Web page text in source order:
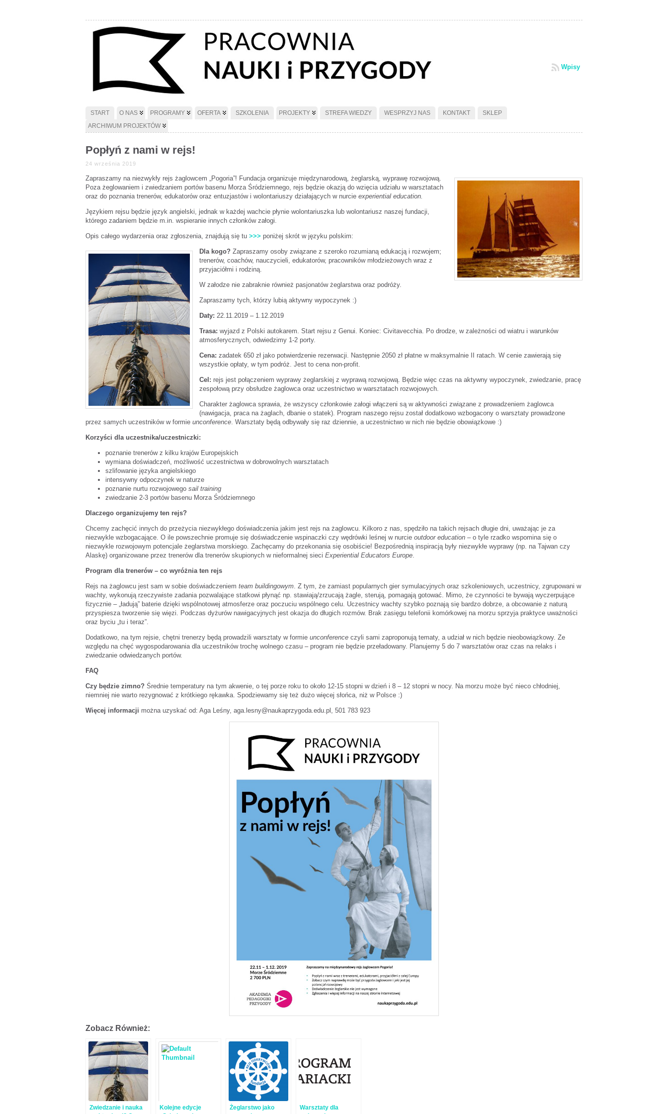
Wpisy
START O NAS PROGRAMY OFERTA SZKOLENIA PROJEKTY STREFA WIEDZY WESPRZYJ NAS KONTAKT
SKLEP
ARCHIWUM PROJEKTÓW
Popłyń z nami w rejs!
24 września 2019
Zapraszamy na niezwykły rejs żaglowcem „Pogoria”! Fundacja organizuje międzynarodową, żeglarską, wyprawę rozwojową.
Poza żeglowaniem i zwiedzaniem portów basenu Morza Śródziemnego, rejs będzie okazją do wzięcia udziału w warsztatach
oraz do poznania trenerów, edukatorów oraz entuzjastów i wolontariuszy działających w nurcie experiential education.
Językiem rejsu będzie język angielski, jednak w każdej wachcie płynie wolontariuszka lub wolontariusz naszej fundacji,
którego zadaniem będzie m.in. wspieranie innych członków załogi.
Opis całego wydarzenia oraz zgłoszenia, znajdują się tu >>> poniżej skrót w języku polskim:
Dla kogo? Zapraszamy osoby związane z szeroko rozumianą edukacją i rozwojem;
trenerów, coachów, nauczycieli, edukatorów, pracowników młodzieżowych wraz z
przyjaciółmi i rodziną.
W załodze nie zabraknie również pasjonatów żeglarstwa oraz podróży.
Zapraszamy tych, którzy lubią aktywny wypoczynek :)
Daty: 22.11.2019 – 1.12.2019
Trasa: wyjazd z Polski autokarem. Start rejsu z Genui. Koniec: Civitavecchia. Po drodze, w zależności od wiatru i warunków
atmosferycznych, odwiedzimy 1-2 porty.
Cena: zadatek 650 zł jako potwierdzenie rezerwacji. Następnie 2050 zł płatne w maksymalnie II ratach. W cenie zawierają się
wszystkie opłaty, w tym podróż. Jest to cena non-profit.
Cel: rejs jest połączeniem wyprawy żeglarskiej z wyprawą rozwojową. Będzie więc czas na aktywny wypoczynek, zwiedzanie, pracę
zespołową przy obsłudze żaglowca oraz uczestnictwo w warsztatach rozwojowych.
Charakter żaglowca sprawia, że wszyscy członkowie załogi włączeni są w aktywności związane z prowadzeniem żaglowca
(nawigacja, praca na żaglach, dbanie o statek). Program naszego rejsu został dodatkowo wzbogacony o warsztaty prowadzone
przez samych uczestników w formie unconference. Warsztaty będą odbywały się raz dziennie, a uczestnictwo w nich nie będzie obowiązkowe :)
Korzyści dla uczestnika/uczestniczki:
poznanie trenerów z kilku krajów Europejskich
wymiana doświadczeń, możliwość uczestnictwa w dobrowolnych warsztatach
szlifowanie języka angielskiego
intensywny odpoczynek w naturze
poznanie nurtu rozwojowego sail training
zwiedzanie 2-3 portów basenu Morza Śródziemnego
Dlaczego organizujemy ten rejs?
Chcemy zachęcić innych do przeżycia niezwykłego doświadczenia jakim jest rejs na żaglowcu. Kilkoro z nas, spędziło na takich rejsach długie dni, uważając je za
niezwykle wzbogacające. O ile powszechnie promuje się doświadczenie wspinaczki czy wędrówki leśnej w nurcie outdoor education – o tyle rzadko wspomina się o
niezwykle rozwojowym potencjale żeglarstwa morskiego. Zachęcamy do przekonania się osobiście! Bezpośrednią inspiracją były niezwykłe wyprawy (np. na Tajwan czy
Alaskę) organizowane przez trenerów dla trenerów skupionych w nieformalnej sieci Experiential Educators Europe.
Program dla trenerów – co wyróżnia ten rejs
Rejs na żaglowcu jest sam w sobie doświadczeniem team buildingowym. Z tym, że zamiast popularnych gier symulacyjnych oraz szkoleniowych, uczestnicy, zgrupowani w
wachty, wykonują rzeczywiste zadania pozwalające statkowi płynąć np. stawiają/zrzucają żagle, sterują, pomagają gotować. Mimo, że czynności te bywają wyczerpujące
fizycznie – „ładują” baterie dzięki wspólnotowej atmosferze oraz poczuciu wspólnego celu. Uczestnicy wachty szybko poznają się bardzo dobrze, a obcowanie z naturą
przyspiesza tworzenie się więzi. Podczas dyżurów nawigacyjnych jest okazja do długich rozmów. Brak zasięgu telefonii komórkowej na morzu sprzyja praktyce uważności
oraz byciu „tu i teraz”.
Dodatkowo, na tym rejsie, chętni trenerzy będą prowadzili warsztaty w formie unconference czyli sami zaproponują tematy, a udział w nich będzie nieobowiązkowy. Ze
względu na chęć wygospodarowania dla uczestników trochę wolnego czasu – program nie będzie przeładowany. Planujemy 5 do 7 warsztatów oraz czas na relaks i
zwiedzanie odwiedzanych portów.
FAQ
Czy będzie zimno? Średnie temperatury na tym akwenie, o tej porze roku to około 12-15 stopni w dzień i 8 – 12 stopni w nocy. Na morzu może być nieco chłodniej,
niemniej nie warto rezygnować z krótkiego rękawka. Spodziewamy się też dużo więcej słońca, niż w Polsce :)
Więcej informacji można uzyskać od: Aga Leśny, aga.lesny@naukaprzygoda.edu.pl, 501 783 923
Zobacz Również:
Zwiedzanie i nauka
Kolejne edycje
Żeglarstwo jako
Warsztaty dla